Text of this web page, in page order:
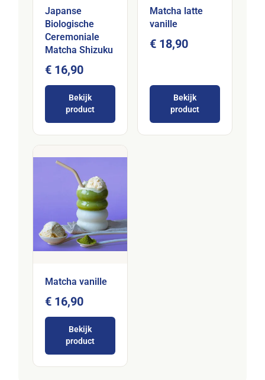
Japanse
Biologische
Ceremoniale
Matcha Shizuku
€ 16,90
Bekijk
product
Matcha latte
vanille
€ 18,90
Bekijk
product
Matcha vanille
€ 16,90
Bekijk
product